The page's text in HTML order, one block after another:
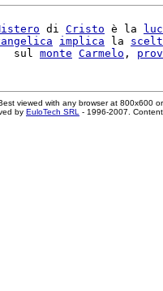
di Cristo è la
implica la
sul monte Carmelo ,
viewed with any browser at 800x600
by EuloTech SRL - 1996-2007.